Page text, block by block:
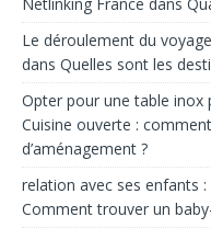
Le déroulement du
dans Quelles sont les
Opter pour une table inox
Cuisine ouverte :
d’aménagement ?
relation avec ses enfants
Comment trouver un